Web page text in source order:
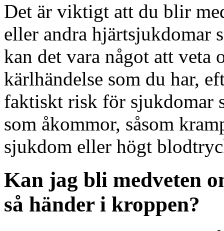
Det är viktigt att du blir
eller andra hjärtsjukdomar
kan det vara något att veta
kärlhändelse som du har,
faktiskt risk för sjukdomar
som åkommor, såsom
sjukdom eller högt
Kan jag bli medveten
så händer i kroppen?